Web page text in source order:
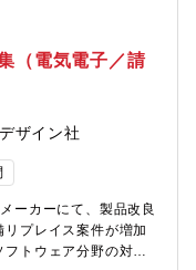
上げ及び生産設備リプ
ンの新設及び改造案
頂きます。（2）稼働
中ラインの故障一次対
。≪詳細≫●メカ設計及
外部発注作業■チー
は5名、商品技術系は
チーム16名、生産技術
やすく、OJT体制が整
（喫煙所無し）■この
検査機があり、変化
（電気電子／請
ザイン社
ーカーにて、製品改良
プレイス案件が増加
トウェア分野の対応